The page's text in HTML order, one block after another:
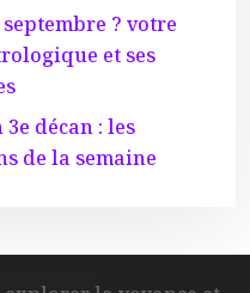
? votre
et ses
décan : les
de la semaine